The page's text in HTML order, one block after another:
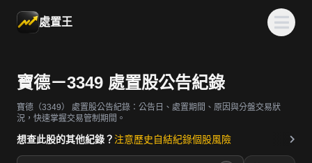
處置王
寶德－3349 處置股公告紀錄
寶德（3349）
處置股公告紀錄：公告日、處置期間、原因與分盤交易狀
況，快速掌握交易管制期間。
想查此股的其他紀錄？ 注意歷史自結紀錄個股風險